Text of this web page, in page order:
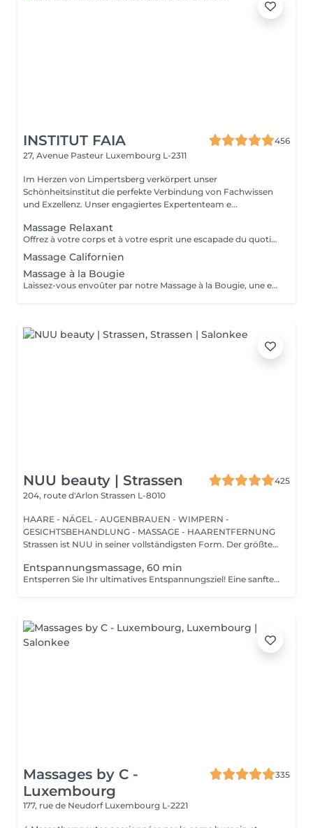
INSTITUT FAIA
456
27, Avenue Pasteur Luxembourg L-2311
Im Herzen von Limpertsberg verkörpert unser
Schönheitsinstitut die perfekte Verbindung von Fachwissen
und Exzellenz. Unser engagiertes Expertenteam e...
Massage Relaxant
Offrez à votre corps et à votre esprit une escapade du quotidien avec notre Massage Relaxant. Conçu pour apaiser les muscles tendus et l'esprit agité, ce massage est une invitation à la tranquillité. Les gestes doux et enveloppants vous plongent dans un état de détente profonde, éliminant le stress et favorisant une relaxation totale. Laissez-vous dorloter, ressourcez-vous et repartez avec un sourire apaisé.
Massage Californien
Massage à la Bougie
Laissez-vous envoûter par notre Massage à la Bougie, une expérience sensorielle unique. La chaleur douce et apaisante de la cire fondue associée à des mouvements délicats vous transporte dans un cocon de relaxation. Vos sens seront comblés par les parfums apaisants de nos bougies spécialement conçues. Plongez dans un état de béatitude et ressortez avec une peau soyeuse et un esprit apaisé.
NUU beauty | Strassen
425
204, route d'Arlon Strassen L-8010
HAARE - NÄGEL - AUGENBRAUEN - WIMPERN -
GESICHTSBEHANDLUNG - MASSAGE - HAARENTFERNUNG
Strassen ist NUU in seiner vollständigsten Form. Der größte
Entspannungsmassage, 60 min
Entsperren Sie Ihr ultimatives Entspannungsziel! Eine sanfte, sanfte Behandlung, die muskuläre Spannungen lindert, die Durchblutung erhöht und ein allgemeines Gefühl der Entspannung fördert. Vorteile einer entspannenden Massage: - verbessert den Schlaf - reduziert Stress - löst Muskelverspannungen Wie wird eine entspannende Massage durchgeführt? - Kopf und Nacken werden massiert - Schultern und Rücken werden massiert - Hände und Arme werden massiert - Füße und Beine werden massiert - Bauch wird massiert Altersbeschränkungen: es gibt keine Altersbeschränkungen für dieses Verfahren. Empfehlungen nach dem Verfahren: treiben Sie 2-3 Stunden nach dem Eingriff keinen Sport und machen Sie keine scharfen Bewegungen. Häufigkeit: 1-2 Mal pro Woche, insgesamt 10 Mal. Wiederholen Sie dies alle 3-6 Monate.
Massages by C -
Luxembourg
335
177, rue de Neudorf Luxembourg L-2221